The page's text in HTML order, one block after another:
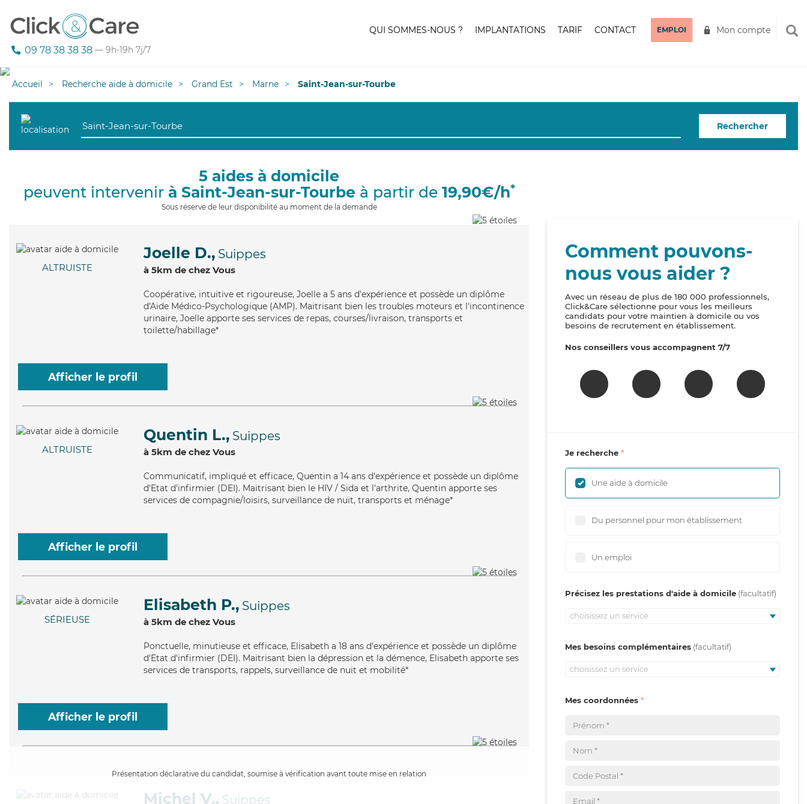
09 78 38 38 38 — 9h-19h 7j/7
QUI SOMMES-NOUS ? IMPLANTATIONS TARIF CONTACT EMPLOI Mon compte
Accueil Recherche aide à domicile Grand Est Marne Saint-Jean-sur-Tourbe
Rechercher
5 aides à domicile
peuvent intervenir à Saint-Jean-sur-Tourbe à partir de 19,90€/h*
Sous réserve de leur disponibilité au moment de la demande
ALTRUISTE
Joelle D., Suippes
à 5km de chez Vous
Coopérative, intuitive et rigoureuse, Joelle a 5 ans d'expérience et possède un diplôme
d'Aide Médico-Psychologique (AMP). Maitrisant bien les troubles moteurs et l'incontinence
urinaire, Joelle apporte ses services de repas, courses/livraison, transports et
toilette/habillage*
Afficher le profil
ALTRUISTE
Quentin L., Suippes
à 5km de chez Vous
Communicatif, impliqué et efficace, Quentin a 14 ans d'expérience et possède un diplôme
d'Etat d'infirmier (DEI). Maitrisant bien le HIV / Sida et l'arthrite, Quentin apporte ses
services de compagnie/loisirs, surveillance de nuit, transports et ménage*
Afficher le profil
SÉRIEUSE
Elisabeth P., Suippes
à 5km de chez Vous
Ponctuelle, minutieuse et efficace, Elisabeth a 18 ans d'expérience et possède un diplôme
d'Etat d'infirmier (DEI). Maitrisant bien la dépression et la démence, Elisabeth apporte ses
services de transports, rappels, surveillance de nuit et mobilité*
Afficher le profil
Présentation déclarative du candidat, soumise à vérification avant toute mise en relation
Michel V., Suippes
Comment pouvons-
nous vous aider ?
Avec un réseau de plus de 180 000 professionnels,
Click&Care sélectionne pour vous les meilleurs
candidats pour votre maintien à domicile ou vos
besoins de recrutement en établissement.
Nos conseillers vous accompagnent 7/7
Je recherche
Une aide à domicile
Du personnel pour mon établissement
Un emploi
Précisez les prestations d'aide à domicile
choisissez un service
Mes besoins complémentaires
choisissez un service
Mes coordonnées